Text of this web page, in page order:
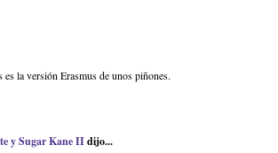
la versión Erasmus de unos piñones.
y Sugar Kane IIdijo...